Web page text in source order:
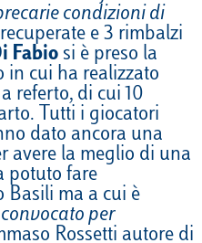
condizioni di
e 3 rimbalzi
Fabio si è preso la
in cui ha realizzato
referto, di cui 10
Tutti i giocatori
dato ancora una
avere la meglio di una
potuto fare
Basili ma a cui è
per
Rossetti autore di